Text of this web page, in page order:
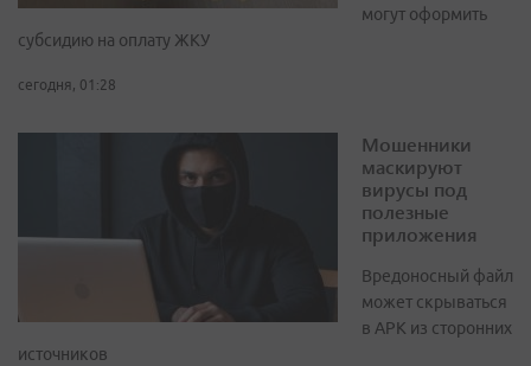
могут оформить
субсидию на оплату ЖКУ
сегодня, 01:28
Мошенники
маскируют
вирусы под
полезные
приложения
Вредоносный файл
может скрываться
в APK из сторонних
источников